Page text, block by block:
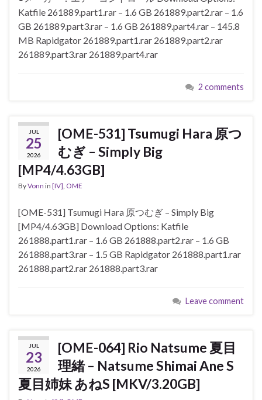
Katfile 261889.part1.rar – 1.6 GB 261889.part2.rar – 1.6
GB 261889.part3.rar – 1.6 GB 261889.part4.rar – 145.8
MB Rapidgator 261889.part1.rar 261889.part2.rar
261889.part3.rar 261889.part4.rar
2 comments
JUL
25
2026
[OME-531] Tsumugi Hara 原つ
むぎ – Simply Big
[MP4/4.63GB]
ByVonn in [IV], OME
[OME-531] Tsumugi Hara 原つむぎ – Simply Big
[MP4/4.63GB] Download Options: Katfile
261888.part1.rar – 1.6 GB 261888.part2.rar – 1.6 GB
261888.part3.rar – 1.5 GB Rapidgator 261888.part1.rar
261888.part2.rar 261888.part3.rar
Leave comment
JUL
23
2026
[OME-064] Rio Natsume 夏目
理緒 – Natsume Shimai Ane S
夏目姉妹 あねS [MKV/3.20GB]